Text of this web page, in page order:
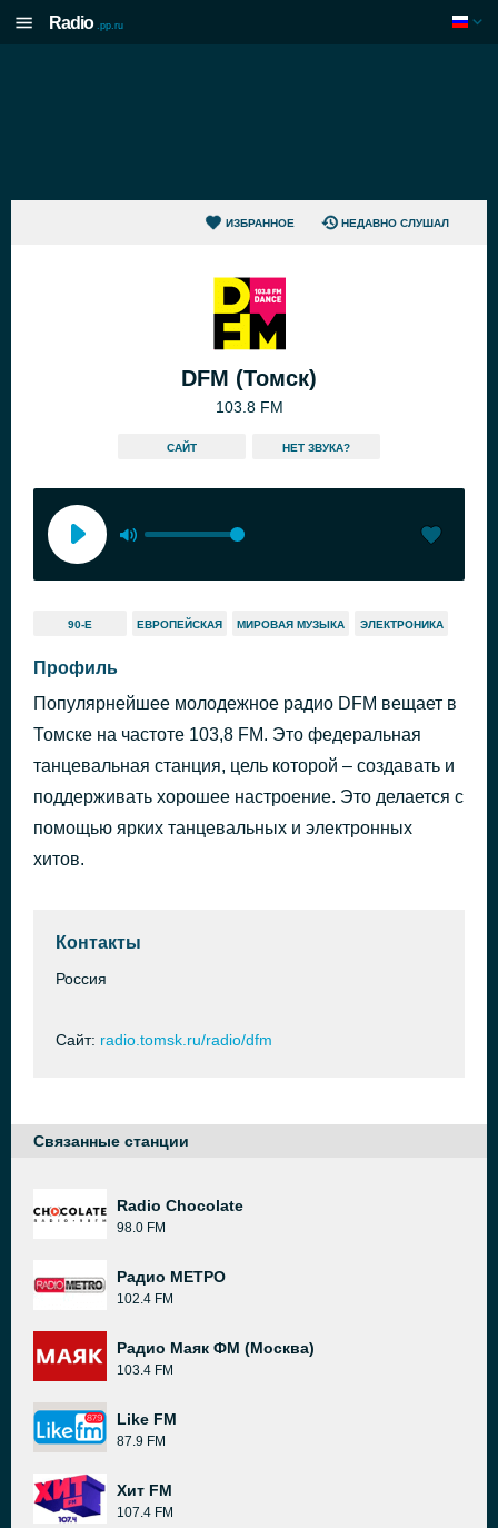
Radio .pp.ru
ИЗБРАННОЕ НЕДАВНО СЛУШАЛ
DFM (Томск)
103.8 FM
САЙТ HЕТ ЗВУКА?
90-Е ЕВРОПЕЙСКАЯ МИРОВАЯ МУЗЫКА ЭЛЕКТРОНИКА
Профиль
Популярнейшее молодежное радио DFM вещает в
Томске на частоте 103,8 FM. Это федеральная
танцевальная станция, цель которой – создавать и
поддерживать хорошее настроение. Это делается с
помощью ярких танцевальных и электронных
хитов.
Контакты
Россия
Сайт: radio.tomsk.ru/radio/dfm
Связанные станции
Radio Chocolate
98.0 FM
Радио МЕТРО
102.4 FM
Радио Маяк ФМ (Москва)
103.4 FM
Like FM
87.9 FM
Хит FM
107.4 FM